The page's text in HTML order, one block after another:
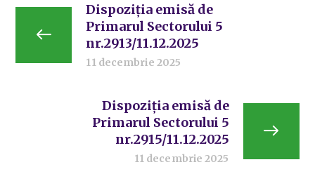
Dispoziția emisă de
Primarul Sectorului 5
nr.2913/11.12.2025
11 decembrie 2025
Dispoziția emisă de
Primarul Sectorului 5
nr.2915/11.12.2025
11 decembrie 2025